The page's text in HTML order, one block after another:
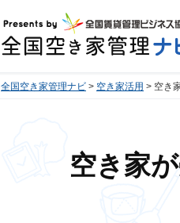
全国空き家管理ナビ 空き家活用 空き
空き家